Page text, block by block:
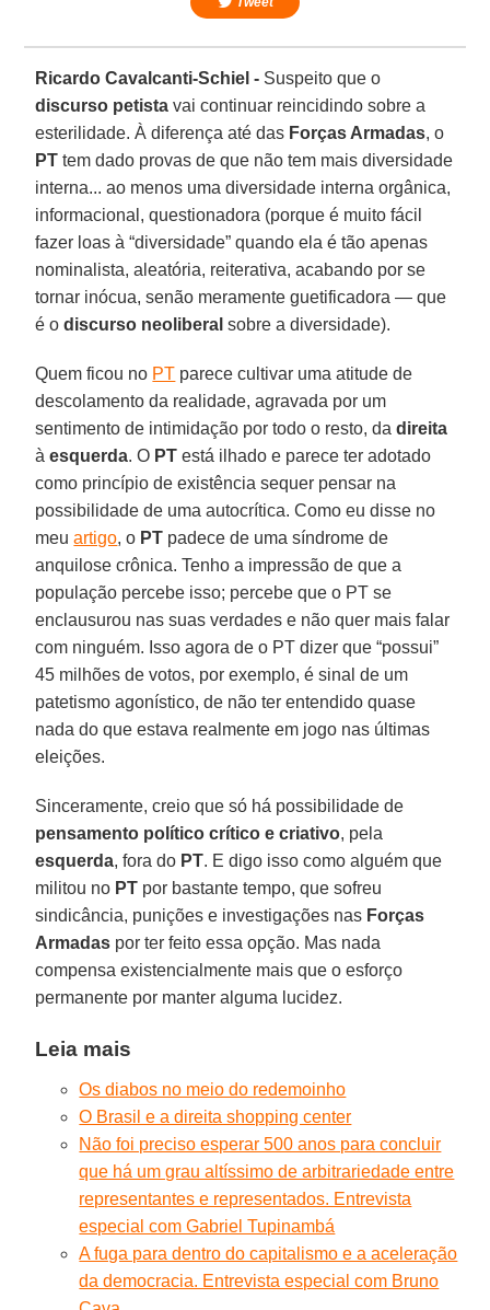
Ricardo Cavalcanti-Schiel - Suspeito que o
discurso petista vai continuar reincidindo sobre a
esterilidade. À diferença até das Forças Armadas, o
PT tem dado provas de que não tem mais diversidade
interna... ao menos uma diversidade interna orgânica,
informacional, questionadora (porque é muito fácil
fazer loas à “diversidade” quando ela é tão apenas
nominalista, aleatória, reiterativa, acabando por se
tornar inócua, senão meramente guetificadora ― que
é odiscurso neoliberal sobre a diversidade).
Quem ficou no PT parece cultivar uma atitude de
descolamento da realidade, agravada por um
sentimento de intimidação por todo o resto, dadireita
àesquerda. O PT está ilhado e parece ter adotado
como princípio de existência sequer pensar na
possibilidade de uma autocrítica. Como eu disse no
meuartigo, o PT padece de uma síndrome de
anquilose crônica. Tenho a impressão de que a
população percebe isso; percebe que o PT se
enclausurou nas suas verdades e não quer mais falar
com ninguém. Isso agora de o PT dizer que “possui”
45 milhões de votos, por exemplo, é sinal de um
patetismo agonístico, de não ter entendido quase
nada do que estava realmente em jogo nas últimas
eleições.
Sinceramente, creio que só há possibilidade de
pensamento político crítico e criativo, pela
esquerda, fora do PT. E digo isso como alguém que
militou no PT por bastante tempo, que sofreu
sindicância, punições e investigações nas Forças
Armadas por ter feito essa opção. Mas nada
compensa existencialmente mais que o esforço
permanente por manter alguma lucidez.
Leia mais
Os diabos no meio do redemoinho
O Brasil e a direita shopping center
Não foi preciso esperar 500 anos para concluir
que há um grau altíssimo de arbitrariedade entre
representantes e representados. Entrevista
especial com Gabriel Tupinambá
A fuga para dentro do capitalismo e a aceleração
da democracia. Entrevista especial com Bruno